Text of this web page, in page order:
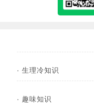
· 生理冷知识
· 趣味知识